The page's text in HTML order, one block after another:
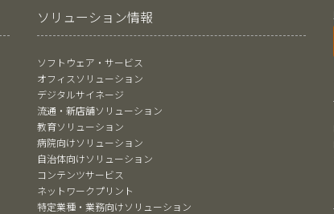
ソリューション情報
ソフトウェア・サービス
オフィスソリューション
デジタルサイネージ
流通・新店舗ソリューション
教育ソリューション
病院向けソリューション
自治体向けソリューション
コンテンツサービス
ネットワークプリント
特定業種・業務向けソリューション